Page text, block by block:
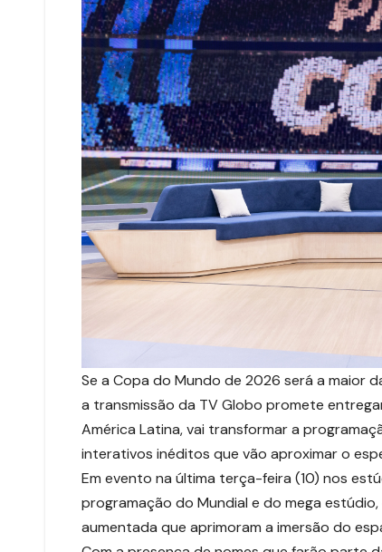
Se a Copa do Mundo de 2026 será a maior
a transmissão da TV Globo promete
América Latina, vai transformar a
interativos inéditos que vão aproximar o
Em evento na última terça-feira (10) nos
programação do Mundial e do mega
aumentada que aprimoram a imersão do